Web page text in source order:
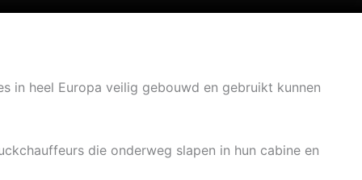
in heel Europa veilig gebouwd en gebruikt kunnen
die onderweg slapen in hun cabine en